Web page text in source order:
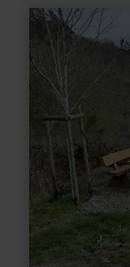
en
plus
:
Panoramablick
Burg